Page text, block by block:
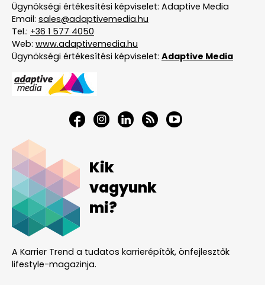
Ügynökségi értékesítési képviselet: Adaptive Media
Email: sales@adaptivemedia.hu
Tel.: +36 1 577 4050
Web: www.adaptivemedia.hu
Ügynökségi értékesítési képviselet: Adaptive Media
Kik
vagyunk
mi?
A Karrier Trend a tudatos karrierépítők, önfejlesztők
lifestyle-magazinja.